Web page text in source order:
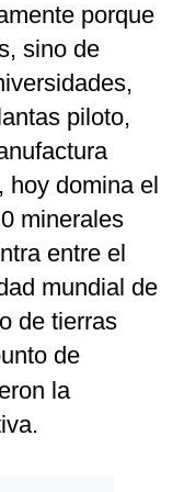
porque
sino de
piloto,
hoy domina el
minerales
entre el
mundial de
de tierras
de
la